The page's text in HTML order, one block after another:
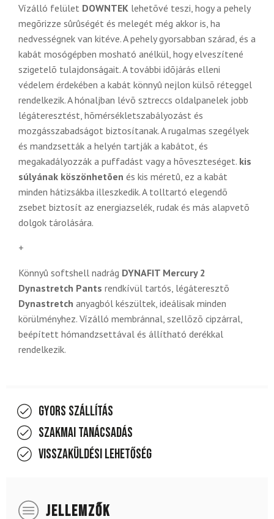
Vízálló felület DOWNTEK lehetõvé teszi, hogy a pehely
megõrizze sûrûségét és melegét még akkor is, ha
nedvességnek van kitéve. A pehely gyorsabban szárad, és a
kabát mosógépben mosható anélkül, hogy elveszítené
szigetelõ tulajdonságait. A további idõjárás elleni
védelem érdekében a kabát könnyû nejlon külsõ réteggel
rendelkezik. A hónaljban lévõ sztreccs oldalpanelek jobb
légáteresztést, hõmérsékletszabályozást és
mozgásszabadságot biztosítanak. A rugalmas szegélyek
és mandzsetták a helyén tartják a kabátot, és
megakadályozzák a puffadást vagy a hõveszteséget. kis
súlyának köszönhetõen és kis méretû, ez a kabát
minden hátizsákba illeszkedik. A tolltartó elegendõ
zsebet biztosít az energiazselék, rudak és más alapvetõ
dolgok tárolására.
+
Könnyû softshell nadrág DYNAFIT Mercury 2
Dynastretch Pants rendkívül tartós, légáteresztõ
Dynastretch anyagból készültek, ideálisak minden
körülményhez. Vízálló membránnal, szellõzõ cipzárral,
beépített hómandzsettával és állítható derékkal
rendelkezik.
Gyors szállítás
Szakmai tanácsadás
Visszaküldési lehetőség
JELLEMZŐK